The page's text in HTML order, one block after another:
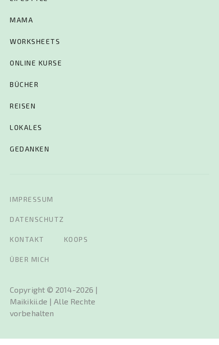
MAMA
WORKSHEETS
ONLINE KURSE
BÜCHER
REISEN
LOKALES
GEDANKEN
Copyright © 2014-2026 |
Maikikii.de | Alle Rechte
vorbehalten
IMPRESSUM
DATENSCHUTZ
KONTAKT KOOPS
ÜBER MICH